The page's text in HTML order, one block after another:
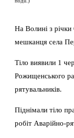
На Волині з річки
мешканця села
Тіло виявили 1
Рожищенського
рятувальників.
Піднімали тіло
робіт Аварійно-